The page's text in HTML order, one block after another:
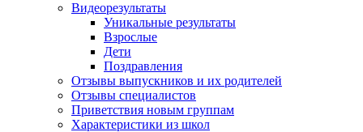
Видеорезультаты
Уникальные результаты
Взрослые
Дети
Поздравления
Отзывы выпускников и их родителей
Отзывы специалистов
Приветствия новым группам
Характеристики из школ